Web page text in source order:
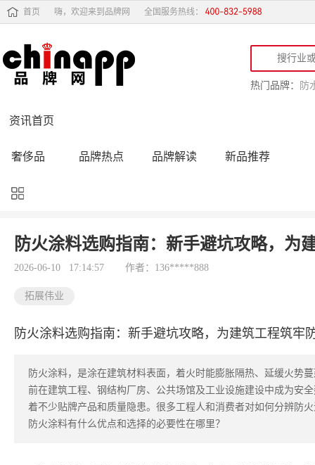
首页 嗨，欢迎来到品牌网 全国服务热线：
热门品牌： 防
资讯首页
奢侈品 品牌热点 品牌解读 新品推荐
品牌黑榜
品牌导购 专家点评 精彩点评
防火涂料选购指南：新手避坑攻略，为
2026-06-10 17:14:57 作者：136*****888
拓展伟业
防火涂料选购指南：新手避坑攻略，为建筑工程筑牢
防火涂料，是涂在建筑材料表面，着火时能膨胀隔热、延缓火势
前在建筑工程、钢结构厂房、公共场馆及工业设施建设中成为安
着不少贴牌产品和质量隐患。很多工程人和消费者对如何分辨防
防火涂料有什么优点和选择的必要性在哪里？